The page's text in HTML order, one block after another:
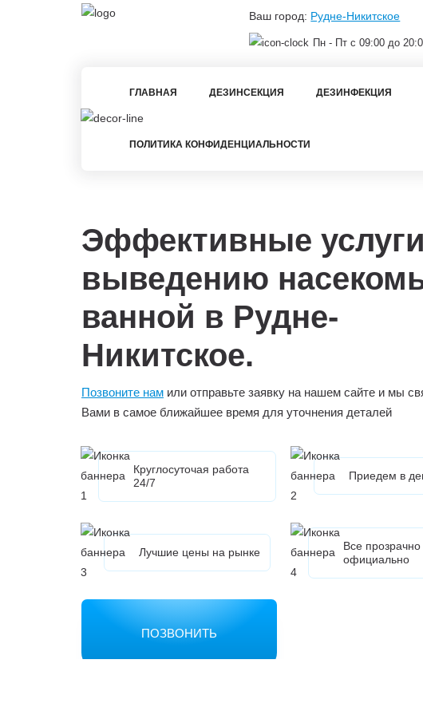
Ваш город: Рудне-Никитское
Пн - Пт с 09:00 до
ГЛАВНАЯ ДЕЗИНСЕКЦИЯ ДЕЗИНФЕКЦИЯ
ПОЛИТИКА КОНФИДЕНЦИАЛЬНОСТИ
Эффективные
выведению
ванной в Рудне-
Никитское.
Позвоните нам или отправьте заявку на нашем сайте и мы
Вами в самое ближайшее время для уточнения деталей
Круглосуточая работа
24/7
Приедем в
Лучшие цены на рынке
Все прозрачно
официально
ПОЗВОНИТЬ